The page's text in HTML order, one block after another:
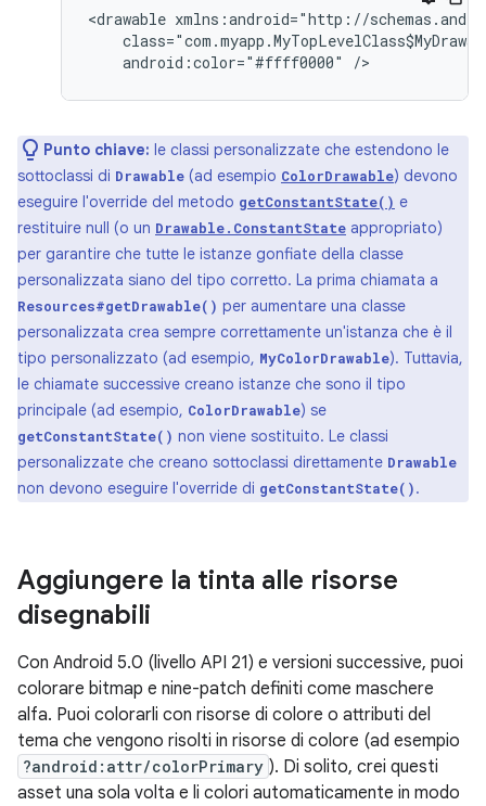
<drawable
android:color="#ffff0000" />
Punto chiave: le classi personalizzate che estendono le
sottoclassi di Drawable (ad esempio ColorDrawable) devono
eseguire l'override del metodo getConstantState() e
restituire null (o un Drawable.ConstantState appropriato)
per garantire che tutte le istanze gonfiate della classe
personalizzata siano del tipo corretto. La prima chiamata a
Resources#getDrawable() per aumentare una classe
personalizzata crea sempre correttamente un'istanza che è il
tipo personalizzato (ad esempio, MyColorDrawable). Tuttavia,
le chiamate successive creano istanze che sono il tipo
principale (ad esempio, ColorDrawable) se
getConstantState() non viene sostituito. Le classi
personalizzate che creano sottoclassi direttamente Drawable
non devono eseguire l'override di getConstantState().
Aggiungere la tinta alle risorse
disegnabili
Con Android 5.0 (livello API 21) e versioni successive, puoi
colorare bitmap e nine-patch definiti come maschere
alfa. Puoi colorarli con risorse di colore o attributi del
tema che vengono risolti in risorse di colore (ad esempio
?android:attr/colorPrimary ). Di solito, crei questi
asset una sola volta e li colori automaticamente in modo